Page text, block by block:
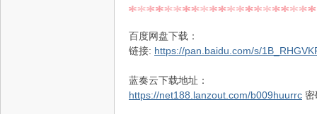
百度网盘下载：
链接: https://pan.baidu.com/s/
蓝奏云下载地址：
https://net188.lanzout.com/b009huurrc